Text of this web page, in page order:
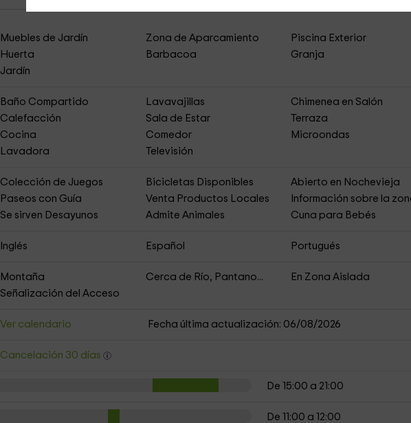
Muebles de Jardín Zona de Aparcamiento
Piscina Exterior
Huerta
Barbacoa
Granja
Jardín
Baño Compartido Lavavajillas
Chimenea en Salón
Calefacción
Sala de Estar
Terraza
Cocina
Comedor
Microondas
Lavadora
Televisión
Colección de Juegos Bicicletas Disponibles
Abierto en Nochevieja
Paseos con Guía
Venta Productos Locales
Información sobre la
Se sirven Desayunos
Admite Animales Cuna para Bebés
Inglés Español Portugués
Montaña Cerca de Río, Pantano...
En Zona Aislada
Señalización del Acceso
Ver calendario Fecha última actualización: 06/08/2026
Cancelación 30 días
De 15:00 a 21:00
De 11:00 a 12:00